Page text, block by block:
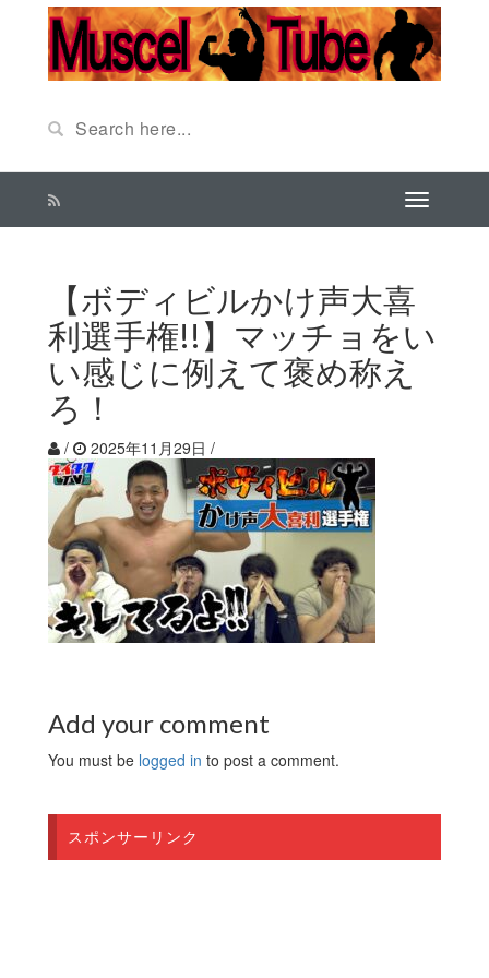
【ボディビルかけ声大喜
利選手権!!】マッチョをい
い感じに例えて褒め称え
ろ！
/ 2025年11月29日 /
Add your comment
You must be logged in to post a comment.
スポンサーリンク